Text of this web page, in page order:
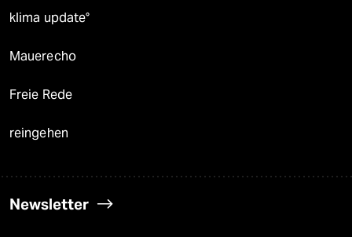
klima update°
Mauerecho
Freie Rede
reingehen
Newsletter